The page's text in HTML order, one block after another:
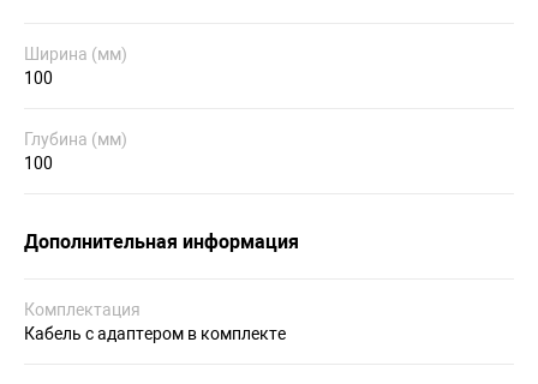
Ширина (мм)
100
Глубина (мм)
100
Дополнительная информация
Комплектация
Кабель с адаптером в комплекте